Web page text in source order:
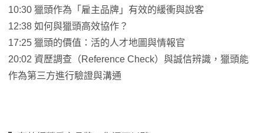
10:30 獵頭作為「雇主品牌」有效的緩衝與說客
12:38 如何與獵頭高效協作？
17:25 獵頭的價值：活的人才地圖與情報官
20:02 資歷調查（Reference Check）與誠信辨識，獵頭能
作為第三方進行驗證與溝通